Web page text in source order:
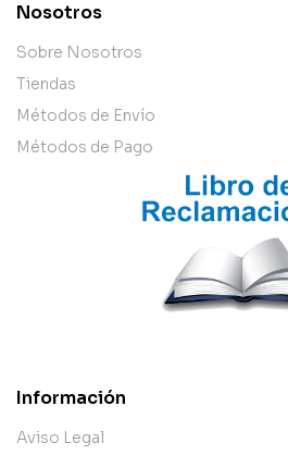
Nosotros
Sobre Nosotros
Tiendas
Métodos de Envío
Métodos de Pago
Información
Aviso Legal